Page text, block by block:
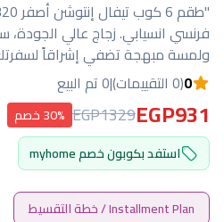
فرنسي انسيابي. زجاج عالي الجودة،
ولمسة مبهجة تضفي إشراقاً
0(0 التقييمات) |0 تم البيع
EGP931
EGP1329 30% خصم
استفد بكوبون خصم myhome
Installment Plan / خطة التقسيط